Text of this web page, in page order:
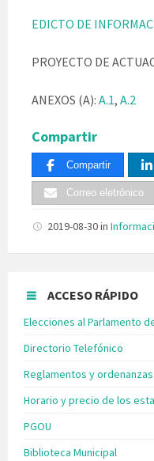
EDICTO DE
PROYECTO DE
ANEXOS (A): A.1, A.2
Compartir
Compartir
Correo eletrónico
2019-08-30in
ACCESO RÁPIDO
Elecciones al Parlamento
Directorio Telefónico
Reglamentos y
Horario y precio de los
PGOU
Biblioteca Municipal